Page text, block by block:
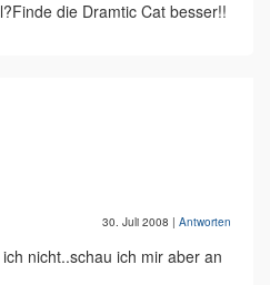
die Dramtic Cat besser!!
30. Juli 2008 | Antworten
nicht..schau ich mir aber an